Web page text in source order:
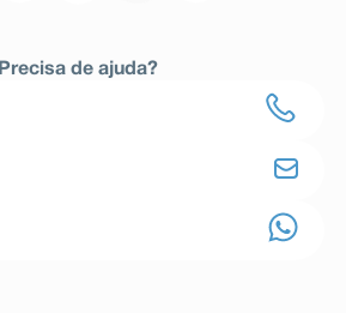
Precisa de ajuda?